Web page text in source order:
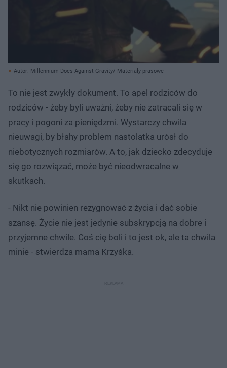
Autor: Millennium Docs Against Gravity/ Materiały prasowe
To nie jest zwykły dokument. To apel rodziców do
rodziców - żeby byli uważni, żeby nie zatracali się w
pracy i pogoni za pieniędzmi. Wystarczy chwila
nieuwagi, by błahy problem nastolatka urósł do
niebotycznych rozmiarów. A to, jak dziecko zdecyduje
się go rozwiązać, może być nieodwracalne w
skutkach.
- Nikt nie powinien rezygnować z życia i dać sobie
szansę. Życie nie jest jedynie subskrypcją na dobre i
przyjemne chwile. Coś cię boli i to jest ok, ale ta chwila
minie - stwierdza mama Krzyśka.